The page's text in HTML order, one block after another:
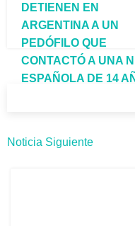
DETIENEN EN
ARGENTINA A UN
PEDÓFILO QUE
CONTACTÓ A UNA
ESPAÑOLA DE 14
Noticia Siguiente